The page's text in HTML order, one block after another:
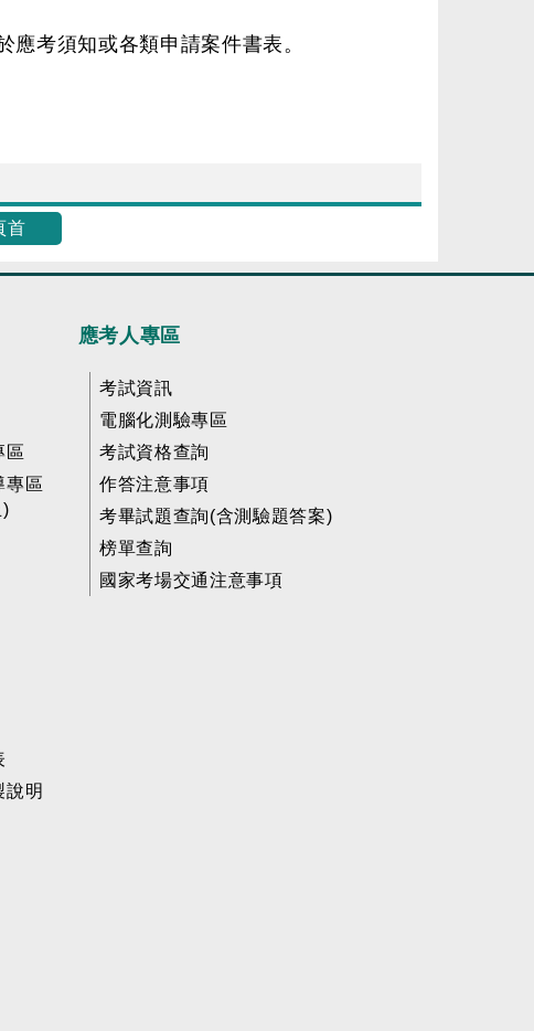
考須知或各類申請案件書表。
首
區
專區
應考人專區
考試資訊
電腦化測驗專區
考試資格查詢
作答注意事項
考畢試題查詢(含測驗題答案)
榜單查詢
國家考場交通注意事項
說明